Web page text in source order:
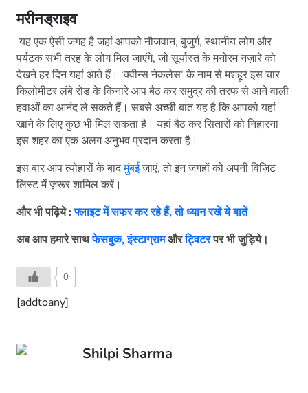
मरीनड्राइव
यह एक ऐसी जगह है जहां आपको नौजवान, बुजुर्ग, स्थानीय लोग और
पर्यटक सभी तरह के लोग मिल जाएंगे, जो सूर्यास्त के मनोरम नज़ारे को
देखने हर दिन यहां आते हैं। ‘क्वीन्स नेकलेस’ के नाम से मशहूर इस चार
किलोमीटर लंबे रोड के किनारे आप बैठ कर समुद्र की तरफ से आने वाली
हवाओं का आनंद ले सकते हैं। सबसे अच्छी बात यह है कि आपको यहां
खाने के लिए कुछ भी मिल सकता है। यहां बैठ कर सितारों को निहारना
इस शहर का एक अलग अनुभव प्रदान करता है।
इस बार आप त्योहारों के बादमुंबईजाएं, तो इन जगहों को अपनी विज़िट
लिस्ट में ज़रूर शामिल करें।
और भी पढ़िये:फ्लाइट में सफर कर रहे हैं, तो ध्यान रखें ये बातें
अब आप हमारे साथफेसबुक,इंस्टाग्रामऔरट्विटरपर भी जुड़िये।
0
[addtoany]
Shilpi Sharma